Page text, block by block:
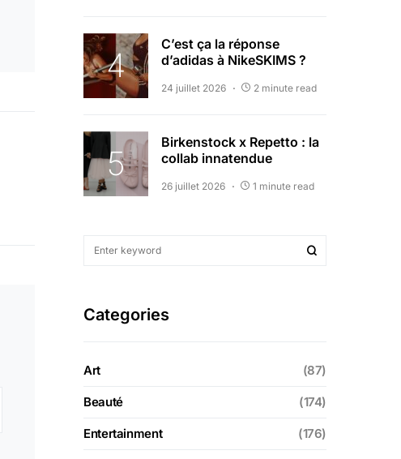
C’est ça la réponse
d’adidas à NikeSKIMS ?
24 juillet 2026 2 minute read
Birkenstock x Repetto : la
collab innatendue
26 juillet 2026 1 minute read
Categories
Art (87)
Beauté (174)
Entertainment (176)